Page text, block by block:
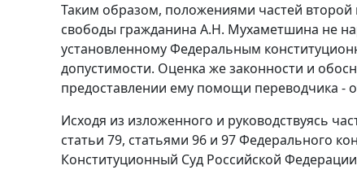
Таким образом, положениями частей
свободы гражданина А.Н. Мухаметшина не
установленному Федеральным
допустимости. Оценка же законности и
предоставлении ему помощи переводчика -
Исходя из изложенного и руководствуясь
статьи 79, статьями 96 и 97 Федерального
Конституционный Суд Российской